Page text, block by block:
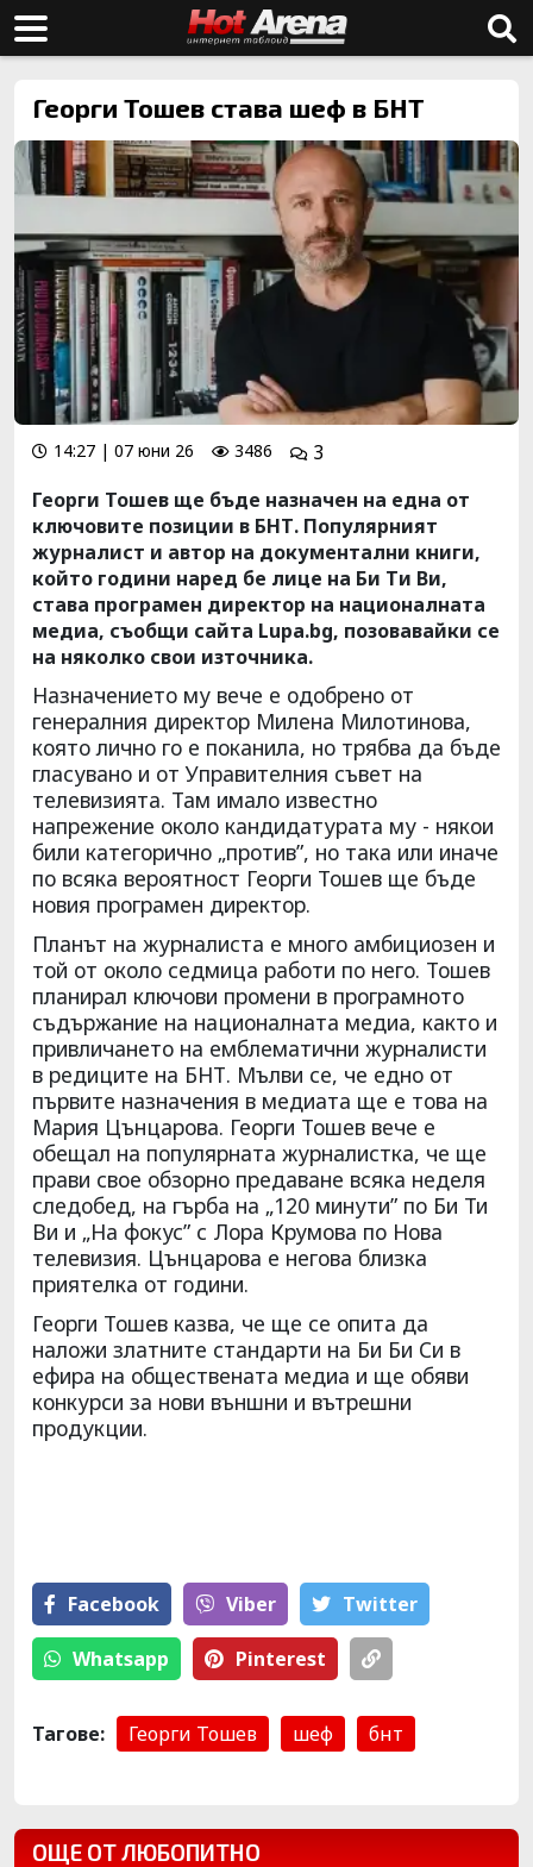
Георги Тошев става шеф в БНТ
14:27 | 07 юни 26 3486
3
Георги Тошев ще бъде назначен на една от
ключовите позиции в БНТ. Популярният
журналист и автор на документални книги,
който години наред бе лице на Би Ти Ви,
става програмен директор на националната
медиа, съобщи сайта Lupa.bg, позовавайки се
на няколко свои източника.
Назначението му вече е одобрено от
генералния директор Милена Милотинова,
която лично го е поканила, но трябва да бъде
гласувано и от Управителния съвет на
телевизията. Там имало известно
напрежение около кандидатурата му - някои
били категорично „против”, но така или иначе
по всяка вероятност Георги Тошев ще бъде
новия програмен директор.
Планът на журналиста е много амбициозен и
той от около седмица работи по него. Тошев
планирал ключови промени в програмното
съдържание на националната медиа, както и
привличането на емблематични журналисти
в редиците на БНТ. Мълви се, че едно от
първите назначения в медиата ще е това на
Мария Цънцарова. Георги Тошев вече е
обещал на популярната журналистка, че ще
прави свое обзорно предаване всяка неделя
следобед, на гърба на „120 минути” по Би Ти
Ви и „На фокус” с Лора Крумова по Нова
телевизия. Цънцарова е негова близка
приятелка от години.
Георги Тошев казва, че ще се опита да
наложи златните стандарти на Би Би Си в
ефира на обществената медиа и ще обяви
конкурси за нови външни и вътрешни
продукции.
Facebook Viber Тwitter
Whatsapp Pinterest
Тагове: Георги Тошев шеф бнт
ОЩЕ ОТ ЛЮБОПИТНО